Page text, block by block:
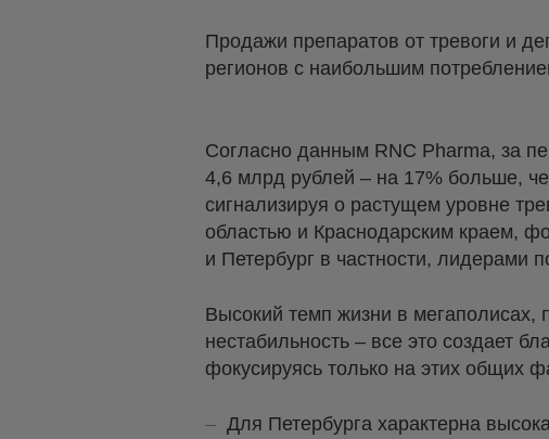
Продажи препаратов от тревоги и
регионов с наибольшим
Согласно данным RNC Pharma, за
4,6 млрд рублей – на 17% больше,
сигнализируя о растущем уровне
областью и Краснодарским краем,
и Петербург в частности, лидерами
Высокий темп жизни в мегаполисах,
нестабильность – все это создает
фокусируясь только на этих общих
Для Петербурга характерна